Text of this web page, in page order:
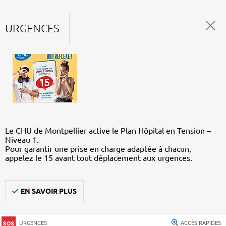
URGENCES
Le CHU de Montpellier active le Plan Hôpital en Tension –
Niveau 1.
Pour garantir une prise en charge adaptée à chacun,
appelez le 15 avant tout déplacement aux urgences.
EN SAVOIR PLUS
URGENCES ACCÈS RAPIDES